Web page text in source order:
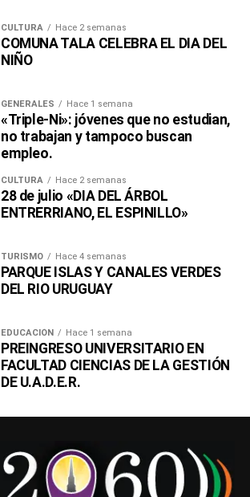
CULTURA Hace 2 semanas
COMUNA TALA CELEBRA EL DIA DEL
NIÑO
GENERALES Hace 1 semana
«Triple-Ni»: jóvenes que no estudian,
no trabajan y tampoco buscan
empleo.
CULTURA Hace 2 semanas
28 de julio «DIA DEL ÁRBOL
ENTRERRIANO, EL ESPINILLO»
TURISMO Hace 4 semanas
PARQUE ISLAS Y CANALES VERDES
DEL RIO URUGUAY
EDUCACIÓN Hace 1 semana
PREINGRESO UNIVERSITARIO EN
FACULTAD CIENCIAS DE LA GESTIÓN
DE U.A.D.E.R.